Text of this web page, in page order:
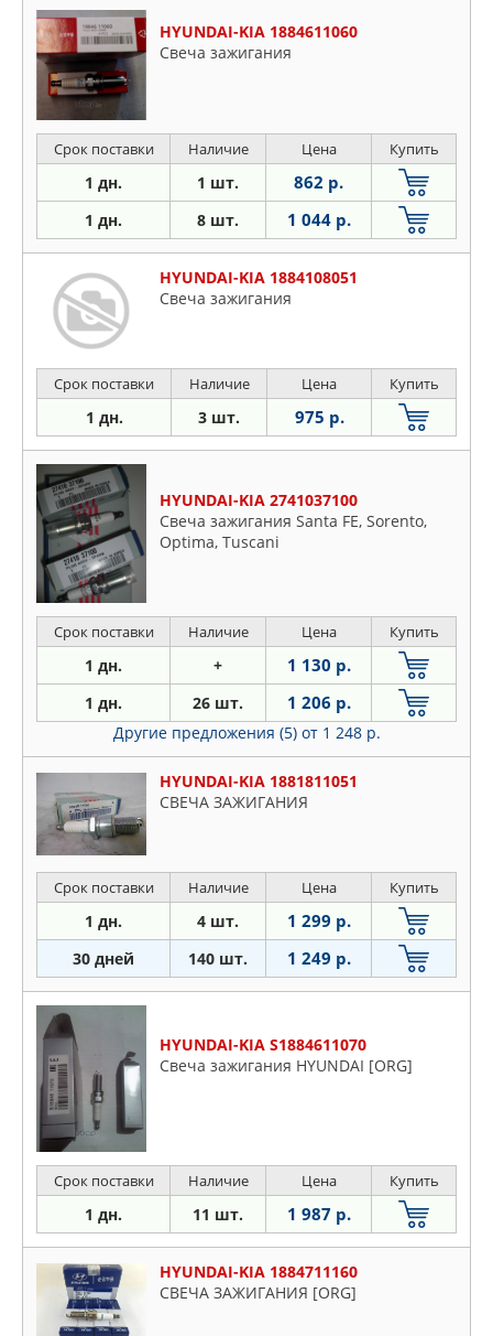
HYUNDAI-KIA 1884611060
Свеча зажигания
Срок поставки Наличие Цена Купить
1 дн. 1 шт. 862 р.
1 дн. 8 шт. 1 044 р.
HYUNDAI-KIA 1884108051
Свеча зажигания
Срок поставки Наличие Цена Купить
1 дн. 3 шт. 975 р.
HYUNDAI-KIA 2741037100
Свеча зажигания Santa FE, Sorento,
Optima, Tuscani
Срок поставки Наличие Цена Купить
1 дн. + 1 130 р.
1 дн. 26 шт. 1 206 р.
Другие предложения (5) от 1 248 р.
HYUNDAI-KIA 1881811051
СВЕЧА ЗАЖИГАНИЯ
Срок поставки Наличие Цена Купить
1 дн. 4 шт. 1 299 р.
30 дней 140 шт. 1 249 р.
HYUNDAI-KIA S1884611070
Свеча зажигания HYUNDAI [ORG]
Срок поставки Наличие Цена Купить
1 дн. 11 шт. 1 987 р.
HYUNDAI-KIA 1884711160
СВЕЧА ЗАЖИГАНИЯ [ORG]